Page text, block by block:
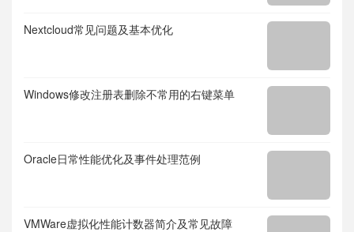
Nextcloud常见问题及基本优化
Windows修改注册表删除不常用的右键菜单
Oracle日常性能优化及事件处理范例
VMWare虚拟化性能计数器简介及常见故障